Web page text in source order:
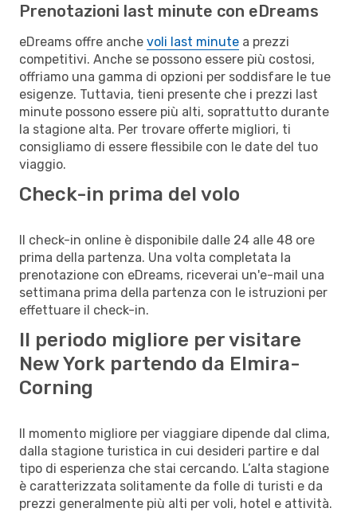
Prenotazioni last minute con eDreams
eDreams offre anche voli last minute a prezzi
competitivi. Anche se possono essere più costosi,
offriamo una gamma di opzioni per soddisfare le tue
esigenze. Tuttavia, tieni presente che i prezzi last
minute possono essere più alti, soprattutto durante
la stagione alta. Per trovare offerte migliori, ti
consigliamo di essere flessibile con le date del tuo
viaggio.
Check-in prima del volo
Il check-in online è disponibile dalle 24 alle 48 ore
prima della partenza. Una volta completata la
prenotazione con eDreams, riceverai un'e-mail una
settimana prima della partenza con le istruzioni per
effettuare il check-in.
Il periodo migliore per visitare
New York partendo da Elmira-
Corning
Il momento migliore per viaggiare dipende dal clima,
dalla stagione turistica in cui desideri partire e dal
tipo di esperienza che stai cercando. L’alta stagione
è caratterizzata solitamente da folle di turisti e da
prezzi generalmente più alti per voli, hotel e attività.